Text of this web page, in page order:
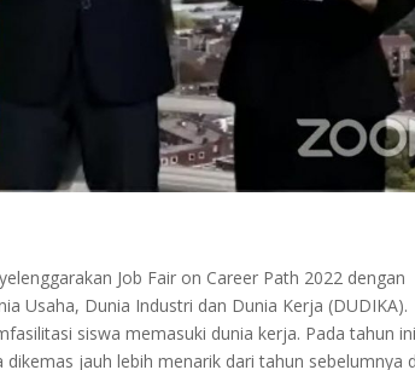
Job Fair on Career Path 2022 dengan
Usaha, Dunia Industri dan Dunia Kerja (DUDIKA).
siswa memasuki dunia kerja. Pada tahun
dikemas jauh lebih menarik dari tahun sebelumnya